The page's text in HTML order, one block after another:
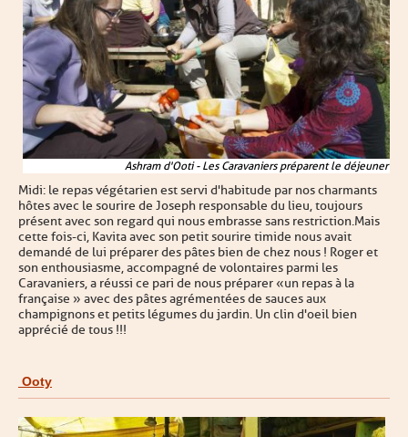
Ashram d'Ooti - Les Caravaniers préparent le déjeuner
Midi : le repas végétarien est servi d'habitude par nos charmants
hôtes avec le sourire de Joseph responsable du lieu, toujours
présent avec son regard qui nous embrasse sans restriction. Mais
cette fois-ci, Kavita avec son petit sourire timide nous avait
demandé de lui préparer des pâtes bien de chez nous ! Roger et
son enthousiasme, accompagné de volontaires parmi les
Caravaniers, a réussi ce pari de nous préparer « un repas à la
française » avec des pâtes agrémentées de sauces aux
champignons et petits légumes du jardin. Un clin d'oeil bien
apprécié de tous !!!
Ooty